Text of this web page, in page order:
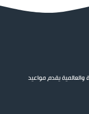
يقدم مواعيد